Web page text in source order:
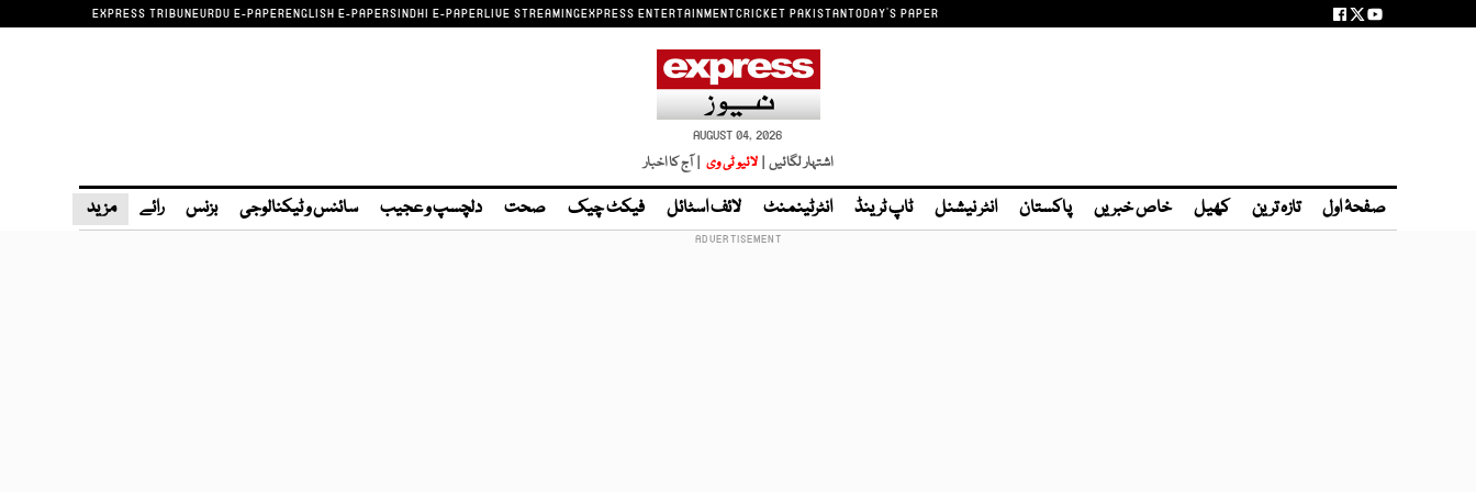
EXPRESS TRIBUNEURDU E-PAPERENGLISH E-PAPERSINDHI E-PAPERLIVE STREAMINGEXPRESS ENTERTAINMENTCRICKET PAKISTANTODAY'S PAPER
AUGUST 04, 2026
اشتہار لگائیں | لائیو ٹی وی | آج کا اخبار
صفحۂ اول تازہ ترین کھیل خاص خبریں پاکستان انٹر نیشنل ٹاپ ٹرینڈ انٹرٹینمنٹ لائف اسٹائل فیکٹ چیک صحت دلچسپ و عجیب سائنس و ٹیکنالوجی بزنس رائے مزید